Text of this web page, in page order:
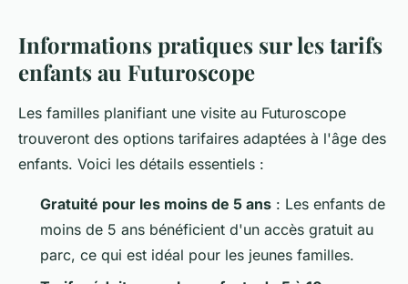
Informations pratiques sur les tarifs
enfants au Futuroscope
Les familles planifiant une visite au Futuroscope
trouveront des options tarifaires adaptées à l'âge des
enfants. Voici les détails essentiels :
Gratuité pour les moins de 5 ans : Les enfants de
moins de 5 ans bénéficient d'un accès gratuit au
parc, ce qui est idéal pour les jeunes familles.